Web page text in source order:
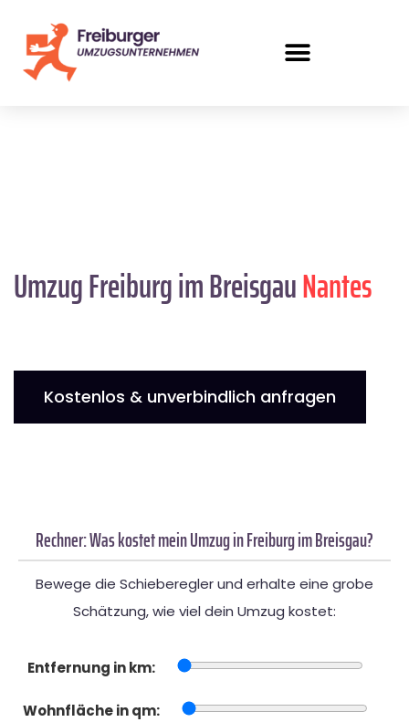
Umzug Freiburg im BreisgauNantes
Kostenlos & unverbindlich anfragen
Rechner: Was kostet mein Umzug in Freiburg im Breisgau?
Bewege die Schieberegler und erhalte eine grobe
Schätzung, wie viel dein Umzug kostet:
Entfernung in km:
Wohnfläche in qm: